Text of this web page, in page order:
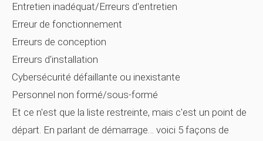
Entretien inadéquat/Erreurs d'entretien
Erreur de fonctionnement
Erreurs de conception
Erreurs d'installation
Cybersécurité défaillante ou inexistante
Personnel non formé/sous-formé
Et ce n'est que la liste restreinte, mais c'est un point de
départ. En parlant de démarrage… voici 5 façons de